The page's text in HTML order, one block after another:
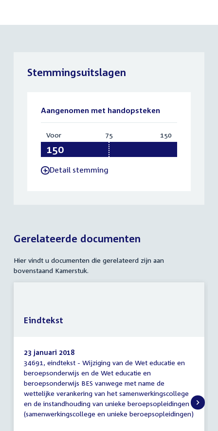
Stemmingsuitslagen
Aangenomen met handopsteken
Voor:
150
75 150
-Detail stemming
Gerelateerde documenten
Hier vindt u documenten die gerelateerd zijn aan
bovenstaand Kamerstuk.
Eindtekst
23 januari 2018
34691, eindtekst - Wijziging van de Wet educatie en
beroepsonderwijs en de Wet educatie en
beroepsonderwijs BES vanwege met name de
wettelijke verankering van het samenwerkingscollege
en de instandhouding van unieke beroepsopleidingen
(samenwerkingscollege en unieke beroepsopleidingen)
Eindtekst